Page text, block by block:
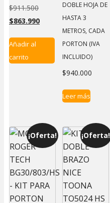
$911.500
precio
$911.500.
$863.990
$863.990.
Añadir al
carrito
DOBLE HOJA DE
HASTA 3
METROS, CADA
PORTON (IVA
INCLUIDO)
$940.000
Leer más
¡Oferta! ¡Oferta!